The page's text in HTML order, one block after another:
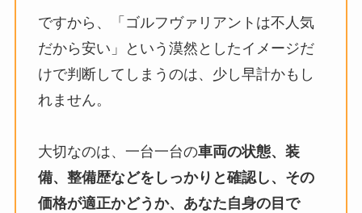
ですから、「ゴルフヴァリアントは不人気
だから安い」という漠然としたイメージだ
けで判断してしまうのは、少し早計かもし
れません。
大切なのは、一台一台の車両の状態、装
備、整備歴などをしっかりと確認し、その
価格が適正かどうか、あなた自身の目で